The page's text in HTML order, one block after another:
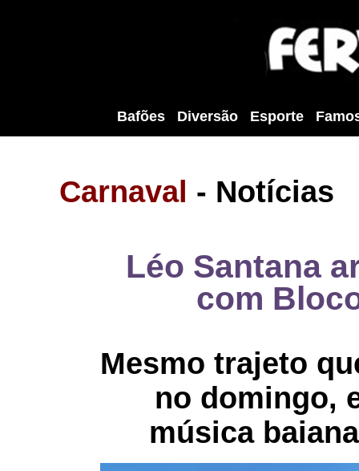
Bafões Diversão Esporte
Carnaval - Notícias
Léo Santana
com
Mesmo trajeto
no domingo,
música